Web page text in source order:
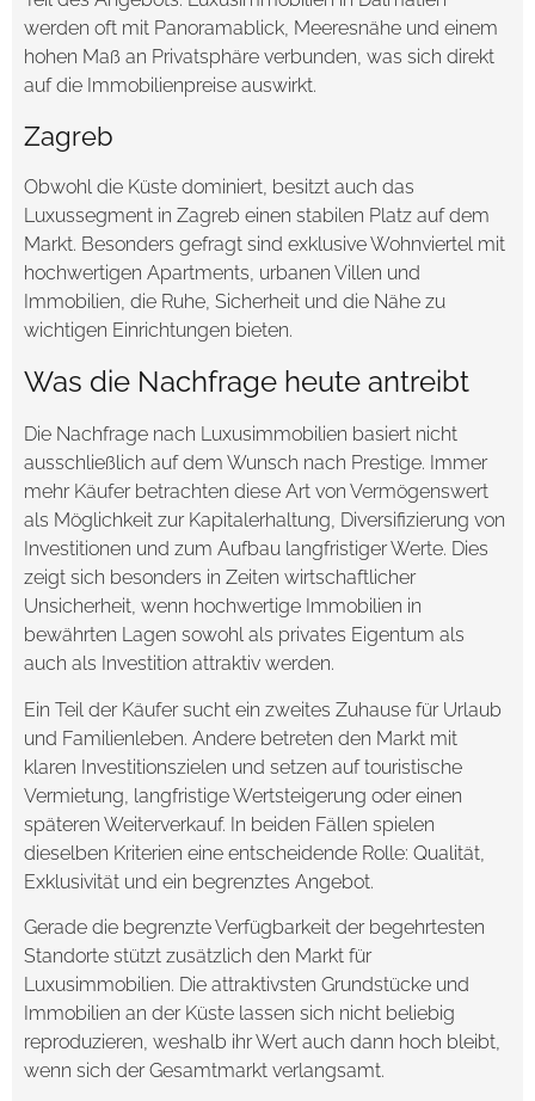
werden oft mit Panoramablick, Meeresnähe und einem
hohen Maß an Privatsphäre verbunden, was sich direkt
auf die Immobilienpreise auswirkt.
Zagreb
Obwohl die Küste dominiert, besitzt auch das
Luxussegment in Zagreb einen stabilen Platz auf dem
Markt. Besonders gefragt sind exklusive Wohnviertel mit
hochwertigen Apartments, urbanen Villen und
Immobilien, die Ruhe, Sicherheit und die Nähe zu
wichtigen Einrichtungen bieten.
Was die Nachfrage heute antreibt
Die Nachfrage nach Luxusimmobilien basiert nicht
ausschließlich auf dem Wunsch nach Prestige. Immer
mehr Käufer betrachten diese Art von Vermögenswert
als Möglichkeit zur Kapitalerhaltung, Diversifizierung von
Investitionen und zum Aufbau langfristiger Werte. Dies
zeigt sich besonders in Zeiten wirtschaftlicher
Unsicherheit, wenn hochwertige Immobilien in
bewährten Lagen sowohl als privates Eigentum als
auch als Investition attraktiv werden.
Ein Teil der Käufer sucht ein zweites Zuhause für Urlaub
und Familienleben. Andere betreten den Markt mit
klaren Investitionszielen und setzen auf touristische
Vermietung, langfristige Wertsteigerung oder einen
späteren Weiterverkauf. In beiden Fällen spielen
dieselben Kriterien eine entscheidende Rolle: Qualität,
Exklusivität und ein begrenztes Angebot.
Gerade die begrenzte Verfügbarkeit der begehrtesten
Standorte stützt zusätzlich den Markt für
Luxusimmobilien. Die attraktivsten Grundstücke und
Immobilien an der Küste lassen sich nicht beliebig
reproduzieren, weshalb ihr Wert auch dann hoch bleibt,
wenn sich der Gesamtmarkt verlangsamt.